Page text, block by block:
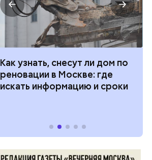
Как предотвратить развитие
диабета